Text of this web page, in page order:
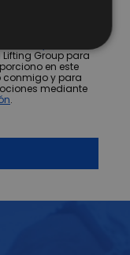
Group para
en este
conmigo y para
mediante
.